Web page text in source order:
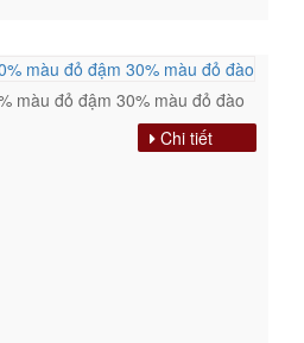
màu đỏ đậm 30% màu đỏ đào
Chi tiết